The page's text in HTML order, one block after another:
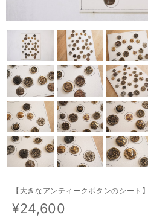
【大きなアンティークボタンのシート】
¥24,600